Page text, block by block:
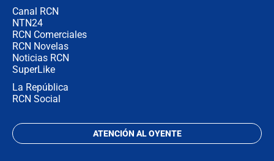
Canal RCN
NTN24
RCN Comerciales
RCN Novelas
Noticias RCN
SuperLike
La República
RCN Social
ATENCIÓN AL OYENTE